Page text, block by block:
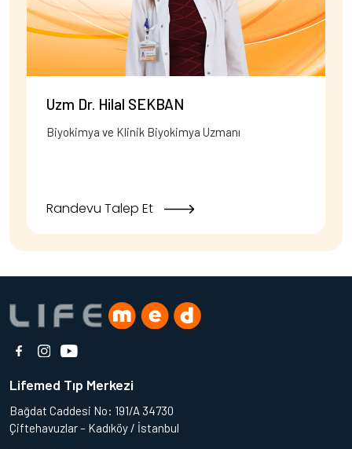
Uzm Dr. Hilal SEKBAN
Biyokimya ve Klinik Biyokimya Uzmanı
Randevu Talep Et
Lifemed Tıp Merkezi
Bağdat Caddesi No: 191/A 34730
Çiftehavuzlar – Kadıköy / İstanbul